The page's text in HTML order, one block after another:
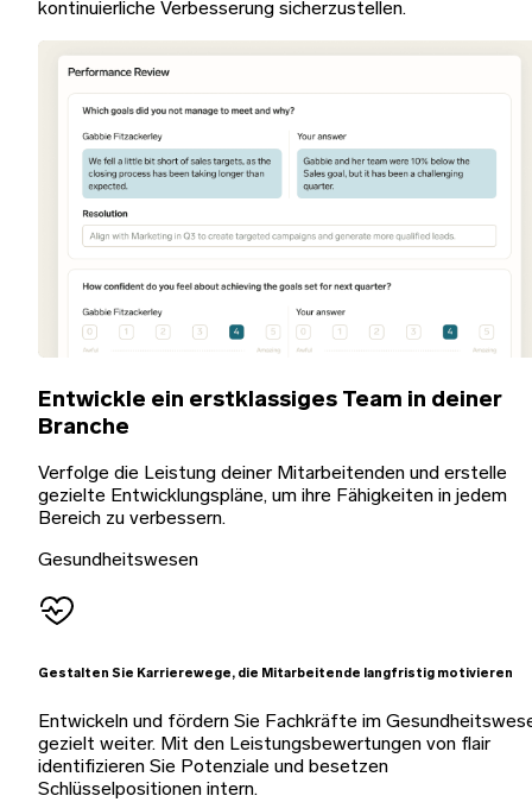
kontinuierliche Verbesserung sicherzustellen.
Entwickle ein erstklassiges Team in deiner
Branche
Verfolge die Leistung deiner Mitarbeitenden und erstelle
gezielte Entwicklungspläne, um ihre Fähigkeiten in jedem
Bereich zu verbessern.
Gesundheitswesen
Gestalten Sie Karrierewege, die Mitarbeitende langfristig motivieren
Entwickeln und fördern Sie Fachkräfte im
gezielt weiter. Mit den Leistungsbewertungen von flair
identifizieren Sie Potenziale und besetzen
Schlüsselpositionen intern.